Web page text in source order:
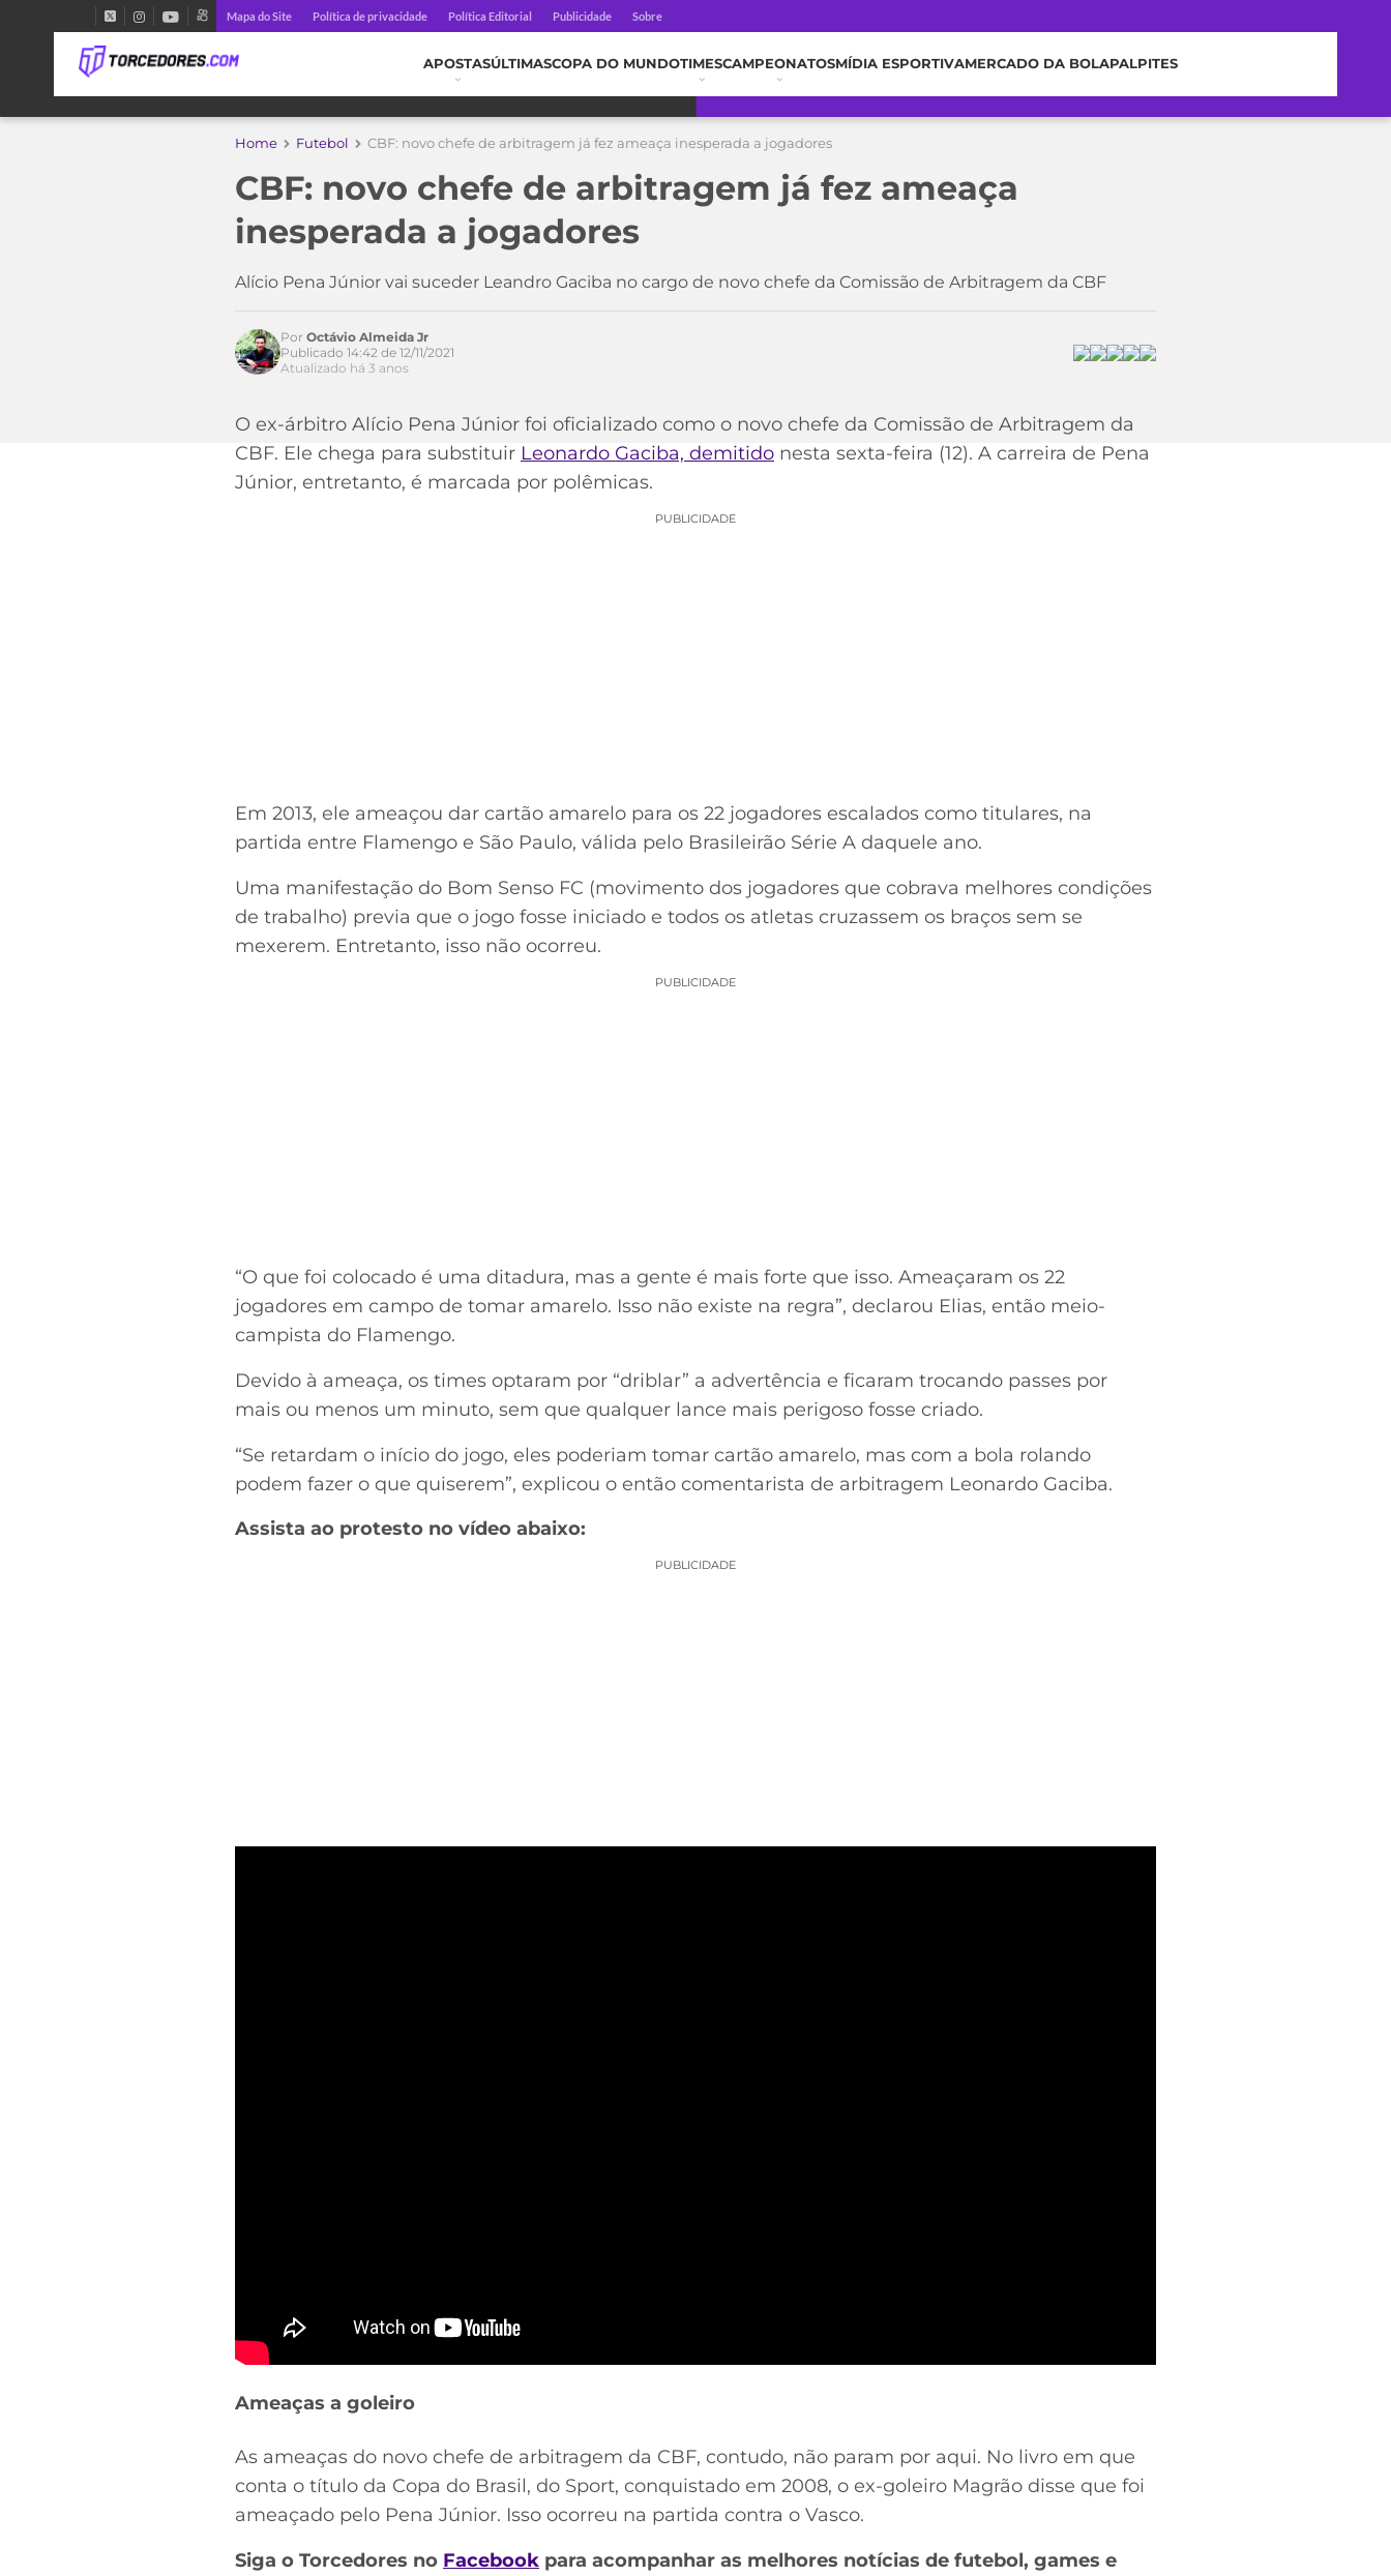
Mapa do Site Política de privacidade Política Editorial Publicidade Sobre
APOSTASÚLTIMASCOPA DO MUNDOTIMESCAMPEONATOSMÍDIA ESPORTIVAMERCADO DA BOLAPALPITES
Home Futebol CBF: novo chefe de arbitragem já fez ameaça inesperada a jogadores
CBF: novo chefe de arbitragem já fez ameaça
inesperada a jogadores
Alício Pena Júnior vai suceder Leandro Gaciba no cargo de novo chefe da Comissão de Arbitragem da CBF
Acesse o perfil do autor
Por Octávio Almeida Jr
Publicado 14:42 de 12/11/2021
Atualizado há 3 anos
O ex-árbitro Alício Pena Júnior foi oficializado como o novo chefe da Comissão de Arbitragem da
CBF. Ele chega para substituir Leonardo Gaciba, demitido nesta sexta-feira (12). A carreira de Pena
Júnior, entretanto, é marcada por polêmicas.
PUBLICIDADE
Em 2013, ele ameaçou dar cartão amarelo para os 22 jogadores escalados como titulares, na
partida entre Flamengo e São Paulo, válida pelo Brasileirão Série A daquele ano.
Uma manifestação do Bom Senso FC (movimento dos jogadores que cobrava melhores condições
de trabalho) previa que o jogo fosse iniciado e todos os atletas cruzassem os braços sem se
mexerem. Entretanto, isso não ocorreu.
PUBLICIDADE
“O que foi colocado é uma ditadura, mas a gente é mais forte que isso. Ameaçaram os 22
jogadores em campo de tomar amarelo. Isso não existe na regra”, declarou Elias, então meio-
campista do Flamengo.
Devido à ameaça, os times optaram por “driblar” a advertência e ficaram trocando passes por
mais ou menos um minuto, sem que qualquer lance mais perigoso fosse criado.
“Se retardam o início do jogo, eles poderiam tomar cartão amarelo, mas com a bola rolando
podem fazer o que quiserem”, explicou o então comentarista de arbitragem Leonardo Gaciba.
Assista ao protesto no vídeo abaixo:
PUBLICIDADE
Ameaças a goleiro
As ameaças do novo chefe de arbitragem da CBF, contudo, não param por aqui. No livro em que
conta o título da Copa do Brasil, do Sport, conquistado em 2008, o ex-goleiro Magrão disse que foi
ameaçado pelo Pena Júnior. Isso ocorreu na partida contra o Vasco.
Siga o Torcedores no Facebook para acompanhar as melhores notícias de futebol, games e